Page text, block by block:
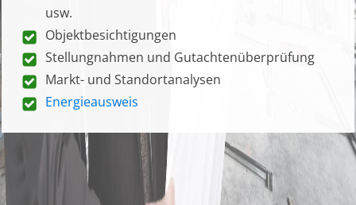
usw.
Objektbesichtigungen
Stellungnahmen und Gutachtenüberprüfung
Markt- und Standortanalysen
Energieausweis